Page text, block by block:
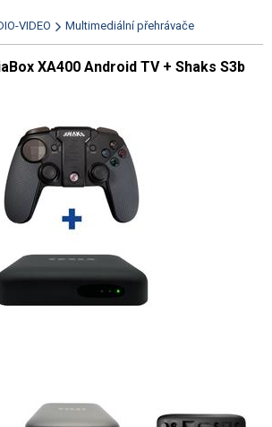
VIDEO Multimediální přehrávače
XA400 Android TV + Shaks S3b